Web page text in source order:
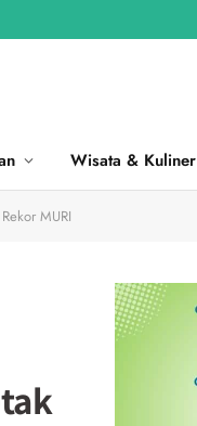
Wisata & Kuliner
MURI